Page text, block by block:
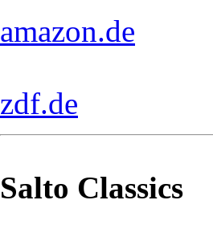
amazon.de
zdf.de
Salto Classics